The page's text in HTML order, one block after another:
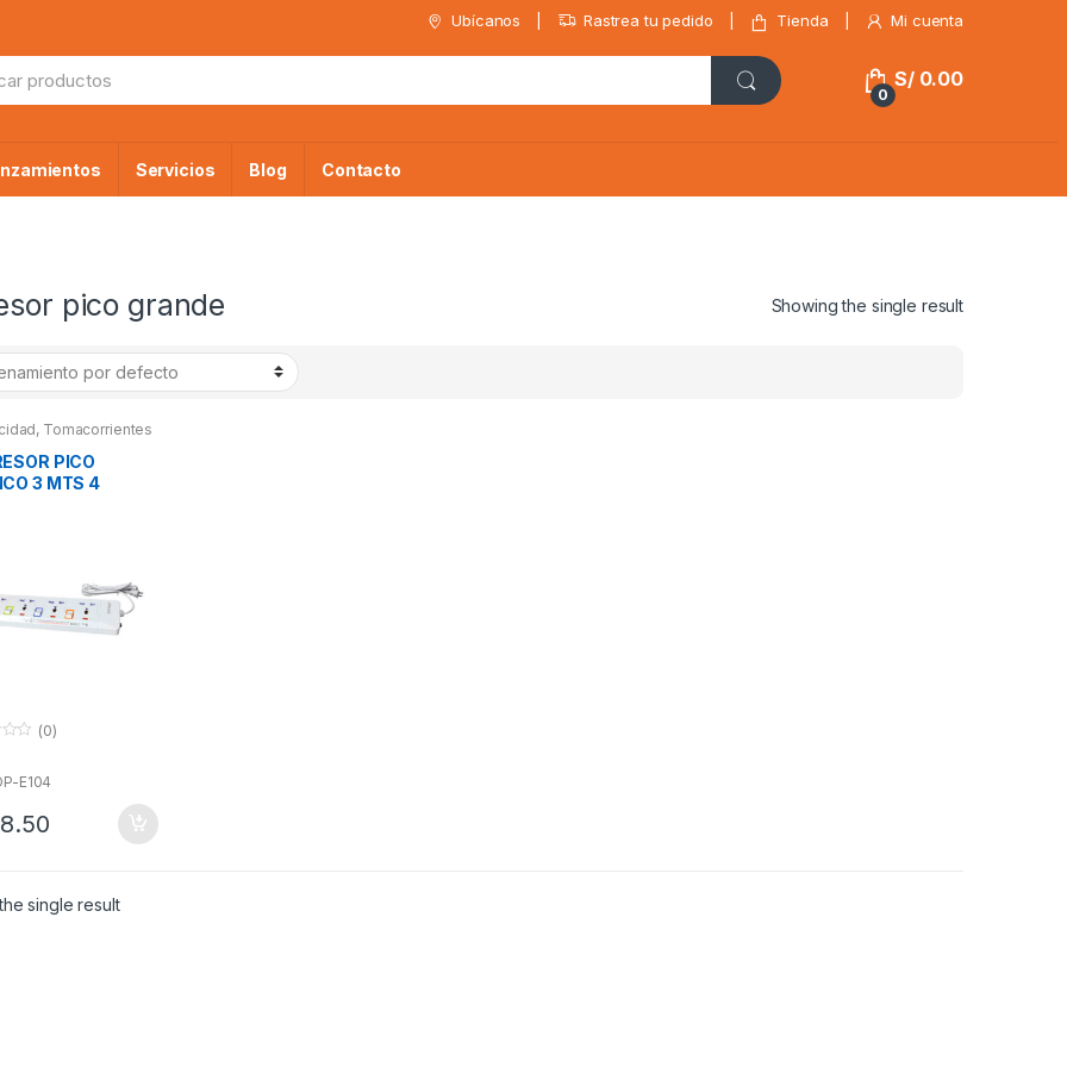
Ubícanos Rastrea tu pedido Tienda Mi cuenta
0
S/0.00
Servicios Blog Contacto
pico grande Showing the single result
, Tomacorrientes
PICO
3 MTS 4
(0)
E104
single result